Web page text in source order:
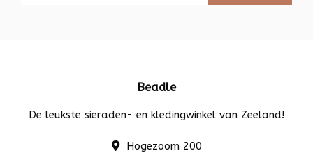
Beadle
De leukste sieraden- en kledingwinkel van Zeeland!
Hogezoom 200